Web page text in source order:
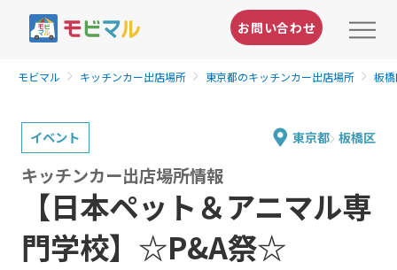
お問い合わせ
モビマル キッチンカー出店場所 東京都のキッチンカー出店場所 板
イベント 東京都 板橋区
【日本ペット＆アニマル専
門学校】☆P&A祭☆
キッチンカー出店場所情報